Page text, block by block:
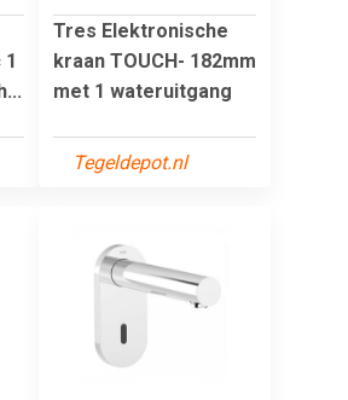
Tres Elektronische
kraan TOUCH- 182mm
met 1 wateruitgang
Tegeldepot.nl